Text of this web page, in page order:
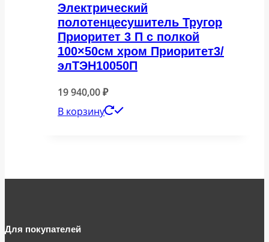
Электрический
полотенцесушитель Тругор
Приоритет 3 П с полкой
100×50см хром Приоритет3/
элТЭН10050П
19 940,00₽
В корзину
Для покупателей